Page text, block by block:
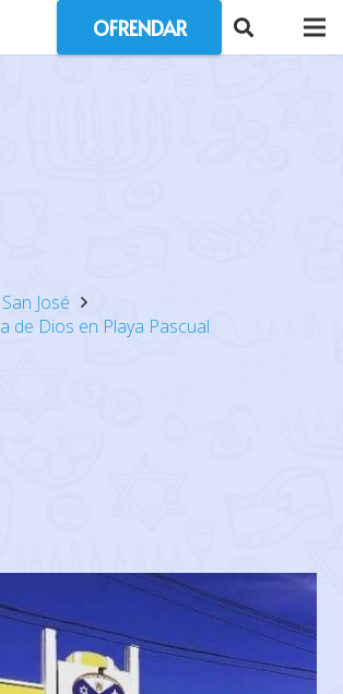
OFRENDAR
San José
de Dios en Playa Pascual